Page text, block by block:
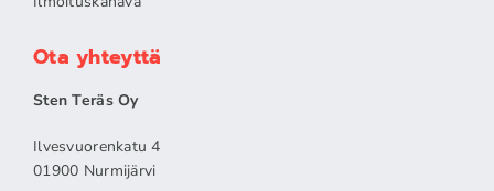
Ota yhteyttä
Sten Teräs Oy
Ilvesvuorenkatu 4
01900 Nurmijärvi